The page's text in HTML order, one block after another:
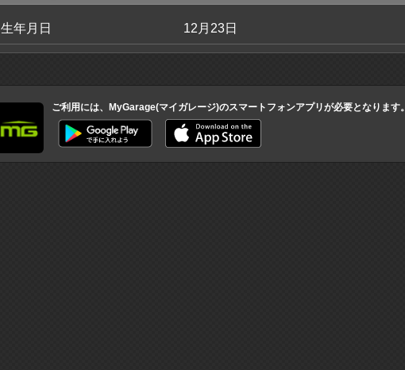
生年月日 12月23日
ご利用には、MyGarage(マイガレージ)のスマートフォンアプリが必要となります。